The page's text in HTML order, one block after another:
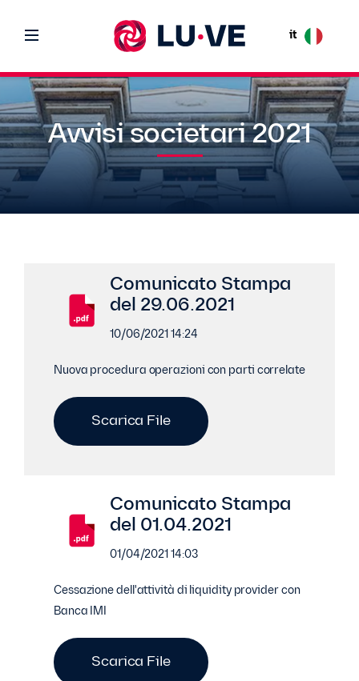
it
Avvisi societari 2021
Comunicato Stampa
del 29.06.2021
10/06/2021 14:24
Nuova procedura operazioni con parti correlate
Scarica File
Comunicato Stampa
del 01.04.2021
01/04/2021 14:03
Cessazione dell'attività di liquidity provider con
Banca IMI
Scarica File